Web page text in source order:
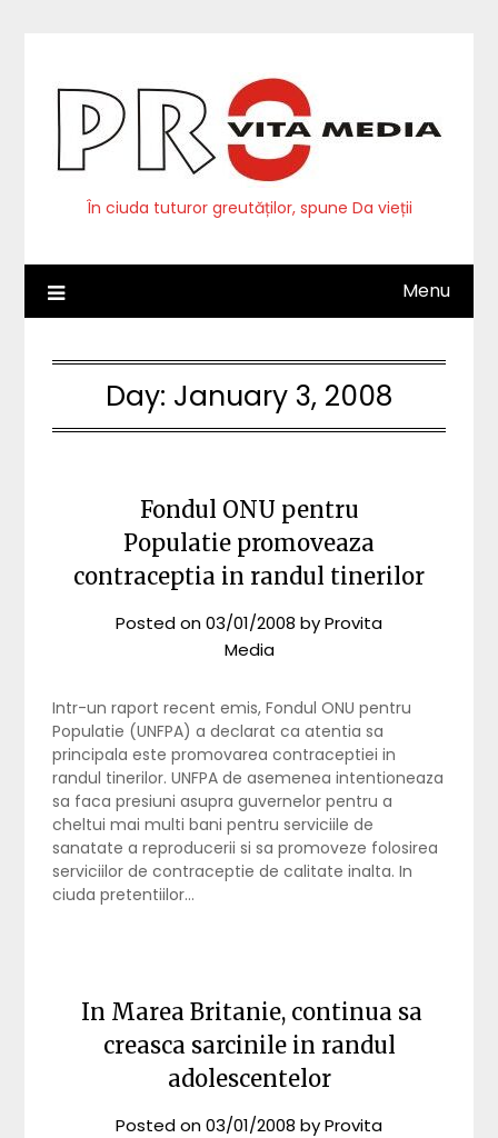
În ciuda tuturor greutăților, spune Da vieții
Menu
Day: January 3, 2008
Fondul ONU pentru
Populatie promoveaza
contraceptia in randul tinerilor
Posted on03/01/2008 byProvita
Media
Intr-un raport recent emis, Fondul ONU pentru
Populatie (UNFPA) a declarat ca atentia sa
principala este promovarea contraceptiei in
randul tinerilor. UNFPA de asemenea intentioneaza
sa faca presiuni asupra guvernelor pentru a
cheltui mai multi bani pentru serviciile de
sanatate a reproducerii si sa promoveze folosirea
serviciilor de contraceptie de calitate inalta. In
ciuda pretentiilor…
In Marea Britanie, continua sa
creasca sarcinile in randul
adolescentelor
Posted on03/01/2008 byProvita